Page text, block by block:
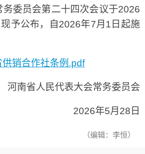
务委员会第二十四次会议于2026
予公布，自2026年7月1日起施
供销合作社条例.pdf
河南省人民代表大会常务委员会
2026年5月28日
（编辑：李恒）